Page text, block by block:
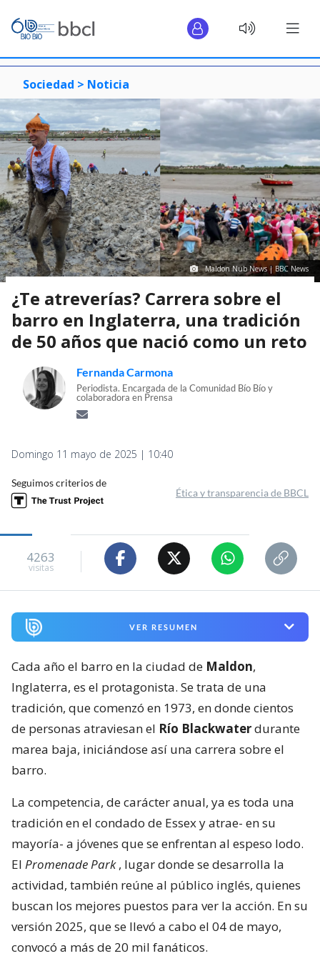
Sociedad > Noticia
Maldon Nub News | BBC News
¿Te atreverías? Carrera sobre el
barro en Inglaterra, una tradición
de 50 años que nació como un reto
Fernanda Carmona
Periodista. Encargada de la Comunidad Bío Bío y
colaboradora en Prensa
Domingo 11 mayo de 2025 | 10:40
Seguimos criterios de
Ética y transparencia de BBCL
4263
visitas
VER RESUMEN
Cada año el barro en la ciudad de Maldon,
Inglaterra, es el protagonista. Se trata de una
tradición, que comenzó en 1973, en donde cientos
de personas atraviesan el Río Blackwaterdurante
marea baja, iniciándose así una carrera sobre el
barro.
La competencia, de carácter anual, ya es toda una
tradición en el condado de Essex y atrae- en su
mayoría- a jóvenes que se enfrentan al espeso lodo.
El Promenade Park, lugar donde se desarrolla la
actividad, también reúne al público inglés, quienes
buscan los mejores puestos para ver la acción. En su
versión 2025, que se llevó a cabo el 04 de mayo,
convocó a más de 20 mil fanáticos.